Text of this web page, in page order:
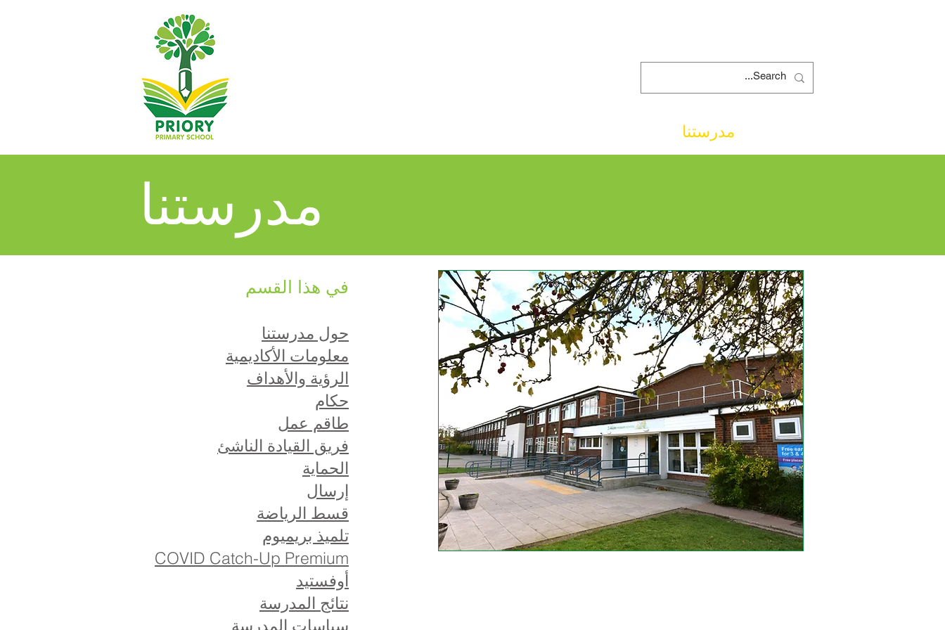
مدرستنا
مدرستنا
في هذا القسم
حول مدرستنا
معلومات الأكاديمية
الرؤية والأهداف
حكام
طاقم عمل
فريق القيادة الناشئ
الحماية
إرسال
قسط الرياضة
تلميذ بريميوم
COVID Catch-Up Premium
أوفستيد
نتائج المدرسة
سياسات المدرسة